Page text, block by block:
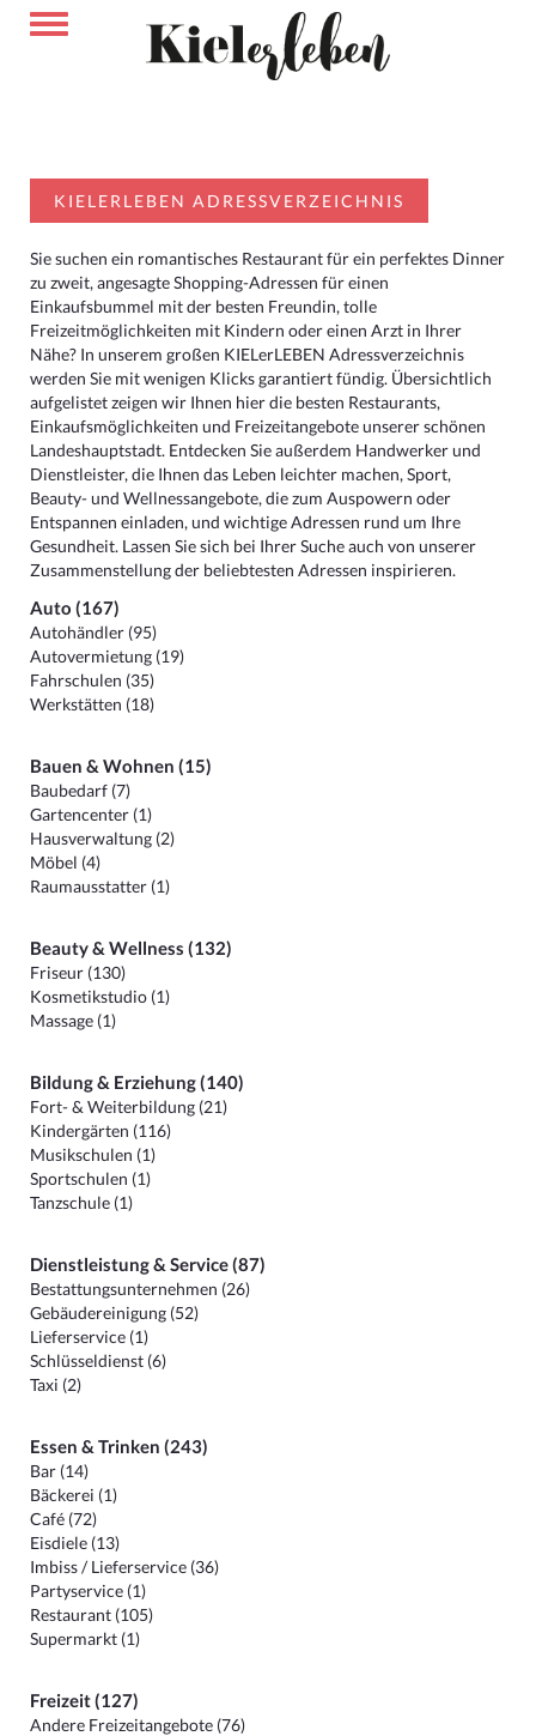
KIELERLEBEN ADRESSVERZEICHNIS
Sie suchen ein romantisches Restaurant für ein perfektes Dinner
zu zweit, angesagte Shopping-Adressen für einen
Einkaufsbummel mit der besten Freundin, tolle
Freizeitmöglichkeiten mit Kindern oder einen Arzt in Ihrer
Nähe? In unserem großen KIELerLEBEN Adressverzeichnis
werden Sie mit wenigen Klicks garantiert fündig. Übersichtlich
aufgelistet zeigen wir Ihnen hier die besten Restaurants,
Einkaufsmöglichkeiten und Freizeitangebote unserer schönen
Landeshauptstadt. Entdecken Sie außerdem Handwerker und
Dienstleister, die Ihnen das Leben leichter machen, Sport,
Beauty- und Wellnessangebote, die zum Auspowern oder
Entspannen einladen, und wichtige Adressen rund um Ihre
Gesundheit. Lassen Sie sich bei Ihrer Suche auch von unserer
Zusammenstellung der beliebtesten Adressen inspirieren.
Auto (167)
Autohändler (95)
Autovermietung (19)
Fahrschulen (35)
Werkstätten (18)
Bauen & Wohnen (15)
Baubedarf (7)
Gartencenter (1)
Hausverwaltung (2)
Möbel (4)
Raumausstatter (1)
Beauty & Wellness (132)
Friseur (130)
Kosmetikstudio (1)
Massage (1)
Bildung & Erziehung (140)
Fort- & Weiterbildung (21)
Kindergärten (116)
Musikschulen (1)
Sportschulen (1)
Tanzschule (1)
Dienstleistung & Service (87)
Bestattungsunternehmen (26)
Gebäudereinigung (52)
Lieferservice (1)
Schlüsseldienst (6)
Taxi (2)
Essen & Trinken (243)
Bar (14)
Bäckerei (1)
Café (72)
Eisdiele (13)
Imbiss / Lieferservice (36)
Partyservice (1)
Restaurant (105)
Supermarkt (1)
Freizeit (127)
Andere Freizeitangebote (76)